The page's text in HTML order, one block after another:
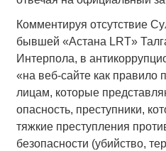
Комментируя отсутствие
бывшей «Астана LRT»
Интерпола, в
«на веб-сайте как правило
лицам, которые
опасность, преступники,
тяжкие преступления
безопасности (убийство,